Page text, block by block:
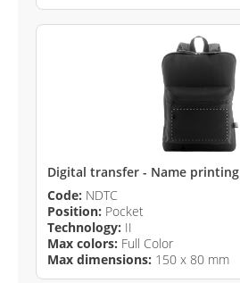
Digital transfer - Name printing
Code: NDTC
Position: Pocket
Technology: II
Max colors: Full Color
Max dimensions: 150 x 80 mm